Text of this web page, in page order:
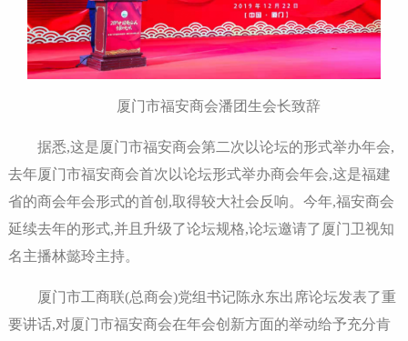
厦门市福安商会潘团生会长致辞
据悉,这是厦门市福安商会第二次以论坛的形式举办年会,
去年厦门市福安商会首次以论坛形式举办商会年会,这是福建
省的商会年会形式的首创,取得较大社会反响。今年,福安商会
延续去年的形式,并且升级了论坛规格,论坛邀请了厦门卫视知
名主播林懿玲主持。
厦门市工商联(总商会)党组书记陈永东出席论坛发表了重
要讲话,对厦门市福安商会在年会创新方面的举动给予充分肯